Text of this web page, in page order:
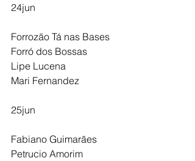
24jun
Forrozão Tá nas Bases
Forró dos Bossas
Lipe Lucena
Mari Fernandez
25jun
Fabiano Guimarães
Petrucio Amorim